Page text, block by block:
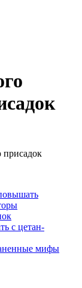
с цетан-
мифы